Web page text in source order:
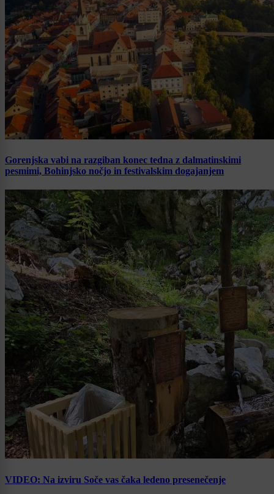
Gorenjska vabi na razgiban konec tedna z dalmatinskimi
pesmimi, Bohinjsko nočjo in festivalskim dogajanjem
VIDEO: Na izviru Soče vas čaka ledeno presenečenje